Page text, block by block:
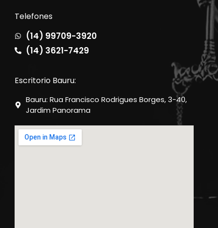
Telefones
(14) 99709-3920
(14) 3621-7429
Escritorio Bauru:
Bauru: Rua Francisco Rodrigues Borges, 3-40,
Jardim Panorama